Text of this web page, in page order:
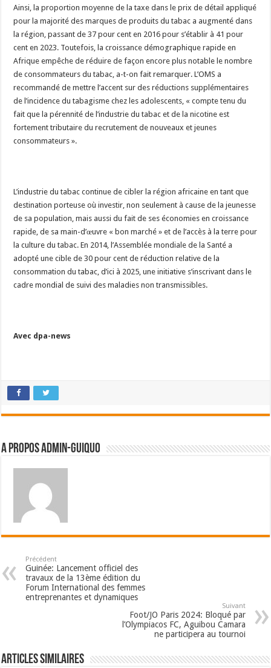
Ainsi, la proportion moyenne de la taxe dans le prix de détail appliqué
pour la majorité des marques de produits du tabac a augmenté dans
la région, passant de 37 pour cent en 2016 pour s’établir à 41 pour
cent en 2023. Toutefois, la croissance démographique rapide en
Afrique empêche de réduire de façon encore plus notable le nombre
de consommateurs du tabac, a-t-on fait remarquer. L’OMS a
recommandé de mettre l’accent sur des réductions supplémentaires
de l’incidence du tabagisme chez les adolescents, « compte tenu du
fait que la pérennité de l’industrie du tabac et de la nicotine est
fortement tributaire du recrutement de nouveaux et jeunes
consommateurs ».
L’industrie du tabac continue de cibler la région africaine en tant que
destination porteuse où investir, non seulement à cause de la jeunesse
de sa population, mais aussi du fait de ses économies en croissance
rapide, de sa main-d’œuvre « bon marché » et de l’accès à la terre pour
la culture du tabac. En 2014, l’Assemblée mondiale de la Santé a
adopté une cible de 30 pour cent de réduction relative de la
consommation du tabac, d’ici à 2025, une initiative s’inscrivant dans le
cadre mondial de suivi des maladies non transmissibles.
Avec dpa-news
A propos admin-guiquo
Précédent
Guinée: Lancement officiel des
travaux de la 13ème édition du
Forum International des femmes
entreprenantes et dynamiques
Suivant
Foot/JO Paris 2024: Bloqué par
l’Olympiacos FC, Aguibou Camara
ne participera au tournoi
Articles Similaires